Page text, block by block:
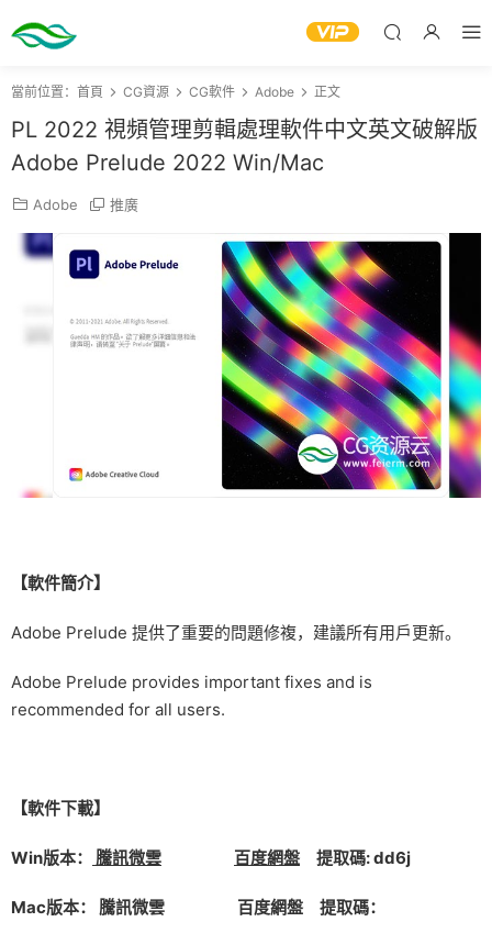
當前位置： 首頁 CG資源 CG軟件 Adobe 正文
PL 2022 視頻管理剪輯處理軟件中文英文破解版
Adobe Prelude 2022 Win/Mac
Adobe 推廣
【軟件簡介】
Adobe Prelude 提供了重要的問題修複，建議所有用戶更新。
Adobe Prelude provides important fixes and is
recommended for all users.
【軟件下載】
Win版本： 騰訊微雲 百度網盤 提取碼: dd6j
Mac版本： 騰訊微雲 百度網盤 提取碼：